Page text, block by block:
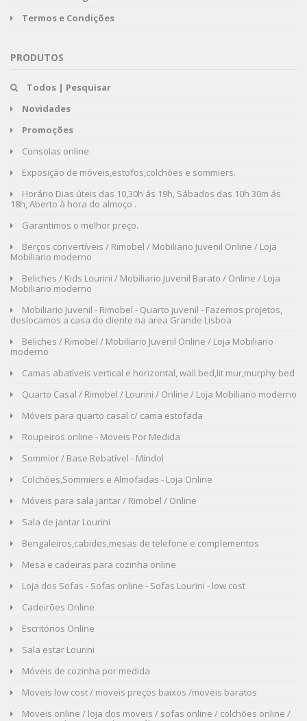
Termos e Condições
PRODUTOS
Todos | Pesquisar
Novidades
Promoções
Consolas online
Exposição de móveis,estofos,colchões e sommiers.
Horário Dias úteis das 10,30h ás 19h, Sábados das 10h 30m ás
18h, Aberto à hora do almoço .
Garantimos o melhor preço.
Berços convertíveis / Rimobel / Mobiliario Juvenil Online / Loja
Mobiliario moderno
Beliches / Kids Lourini / Mobiliario Juvenil Barato / Online / Loja
Mobiliario moderno
Mobiliario Juvenil - Rimobel - Quarto juvenil - Fazemos projetos,
deslocamos a casa do cliente na area Grande Lisboa
Beliches / Rimobel / Mobiliario Juvenil Online / Loja Mobiliario
moderno
Camas abatíveis vertical e horizontal, wall bed,lit mur,murphy bed
Quarto Casal / Rimobel / Lourini / Online / Loja Mobiliario moderno
Móveis para quarto casal c/ cama estofada
Roupeiros online - Moveis Por Medida
Sommier / Base Rebatível - Mindol
Colchões,Sommiers e Almofadas - Loja Online
Móveis para sala jantar / Rimobel / Online
Sala de jantar Lourini
Bengaleiros,cabides,mesas de telefone e complementos
Mesa e cadeiras para cozinha online
Loja dos Sofas - Sofas online - Sofas Lourini - low cost
Cadeirões Online
Escritórios Online
Sala estar Lourini
Móveis de cozinha por medida
Moveis low cost / moveis preços baixos /moveis baratos
Moveis online / loja dos moveis / sofas online / colchões online /